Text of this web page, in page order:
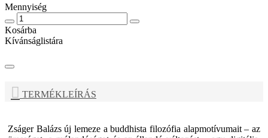
Mennyiség
Kosárba
Kívánságlistára
TERMÉKLEÍRÁS
Zságer Balázsúj lemeze a buddhista filozófia alapmotívumait – az